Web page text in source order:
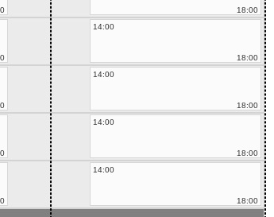
18:00
14:00
18:00
14:00
18:00
14:00
18:00
14:00
18:00